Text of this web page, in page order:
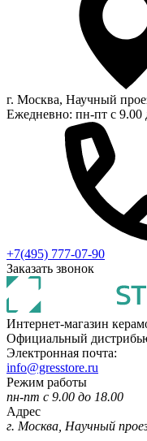
г. Москва, Научный
Ежедневно: пн-пт с 9.00
+7(495) 777-07-90
Заказать звонок
Интернет-магазин
Официальный
Электронная почта:
info@gresstore.ru
Режим работы
пн-пт с 9.00 до 18.00
Адрес
г. Москва, Научный